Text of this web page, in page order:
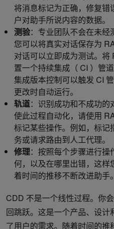
将消息标记为正确，修复错
户对助手所说内容的数据。
测验：专业团队不会在未经
您可以将真实对话保存为
对话可以立即成为测试。
置一个持续集成（ CI ）管
集成版本控制可以触发 CI
更改时自动运行。
轨道：识别成功和不成功
使此过程自动化，请使用
标记某些操作。例如，标记
务或请求路由到人工代理。
修理：按照每个步骤进行
何，以及在哪里出错，这
着时间的推移不断改进助手。
CDD 不是一个线性过程。你
回跳跃。这是一个产品、设
了用户的需求。随着时间的